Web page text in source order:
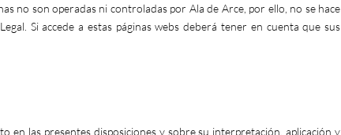
no son operadas ni controladas por Ala de Arce, por ello, no se hace
Si accede a estas páginas webs deberá tener en cuenta que sus
en las presentes disposiciones y sobre su interpretación, aplicación y